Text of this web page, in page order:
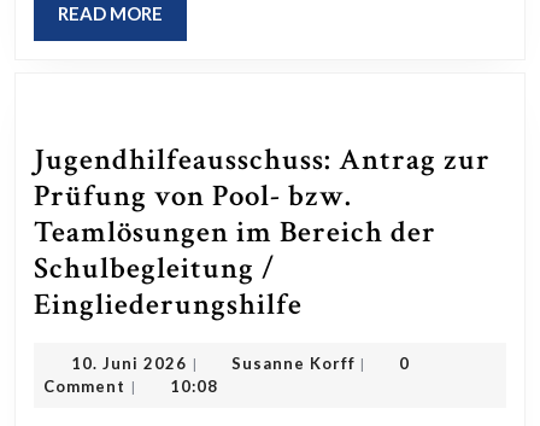
READ MORE
MORE
Jugendhilfeausschuss: Antrag zur
Prüfung von Pool- bzw.
Teamlösungen im Bereich der
Schulbegleitung /
Eingliederungshilfe
zur
10. Juni 2026 10.
Juni
| Susanne KorffSusanne
|
0
Comment | 10:08